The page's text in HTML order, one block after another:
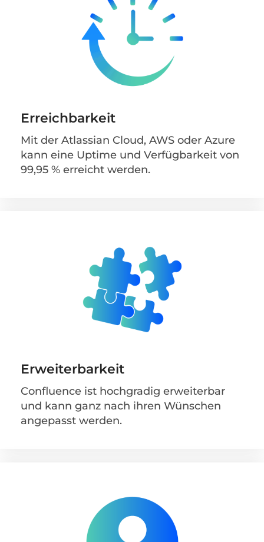
Erreichbarkeit
Mit der Atlassian Cloud, AWS oder Azure
kann eine Uptime und Verfügbarkeit von
99,95 % erreicht werden.
Erweiterbarkeit
Confluence ist hochgradig erweiterbar
und kann ganz nach ihren Wünschen
angepasst werden.